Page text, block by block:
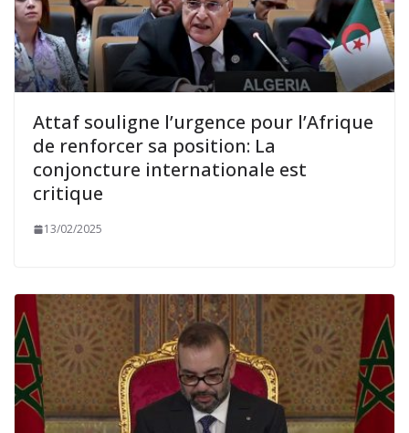
Attaf souligne l’urgence pour l’Afrique
de renforcer sa position: La
conjoncture internationale est
critique
13/02/2025